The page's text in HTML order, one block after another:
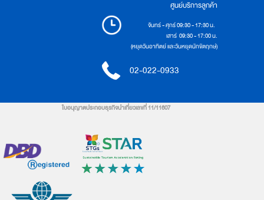
ศูนย์บริการลูกค้า
จันทร์ - ศุกร์ 09:30 - 17:30 น.
เสาร์ 09:30 - 17:00 น.
(หยุดวันอาทิตย์ และวันหยุดนักขัตฤกษ์)
02-022-0933
ใบอนุญาตประกอบธุรกิจนำเที่ยวเลขที่ 11/11607